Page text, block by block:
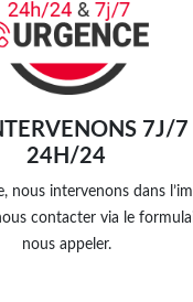
7J/7
24H/24
nous intervenons dans
contacter via le
nous appeler.